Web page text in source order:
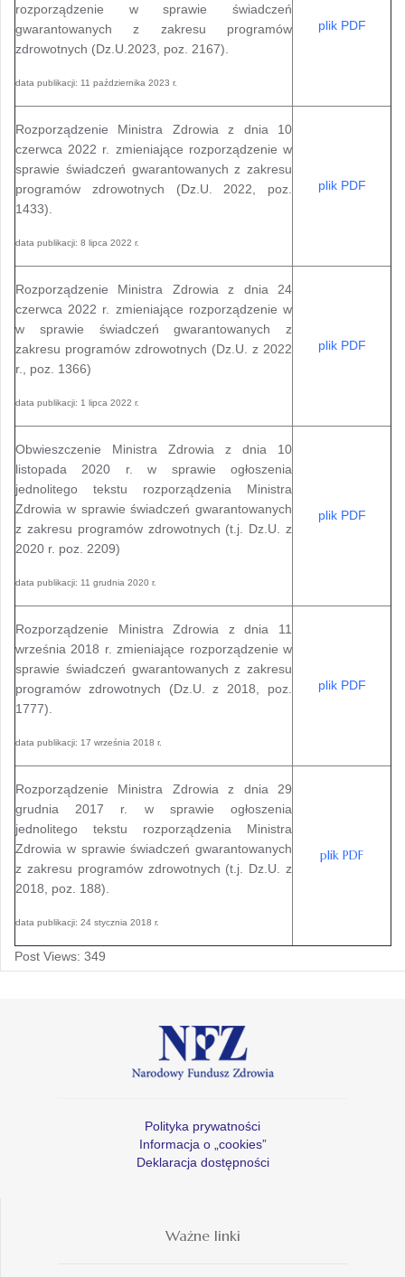
rozporządzenie w sprawie świadczeń
gwarantowanych z zakresu programów
zdrowotnych (Dz.U.2023, poz. 2167).
data publikacji: 11 października 2023 r.
plik PDF
Rozporządzenie Ministra Zdrowia z dnia 10
czerwca 2022 r. zmieniające rozporządzenie w
sprawie świadczeń gwarantowanych z zakresu
programów zdrowotnych (Dz.U. 2022, poz.
1433).
data publikacji: 8 lipca 2022 r.
plik PDF
Rozporządzenie Ministra Zdrowia z dnia 24
czerwca 2022 r. zmieniające rozporządzenie w
w sprawie świadczeń gwarantowanych z
zakresu programów zdrowotnych (Dz.U. z 2022
r., poz. 1366)
data publikacji: 1 lipca 2022 r.
plik PDF
Obwieszczenie Ministra Zdrowia z dnia 10
listopada 2020 r. w sprawie ogłoszenia
jednolitego tekstu rozporządzenia Ministra
Zdrowia w sprawie świadczeń gwarantowanych
z zakresu programów zdrowotnych (t.j. Dz.U. z
2020 r. poz. 2209)
data publikacji: 11 grudnia 2020 r.
plik PDF
Rozporządzenie Ministra Zdrowia z dnia 11
września 2018 r. zmieniające rozporządzenie w
sprawie świadczeń gwarantowanych z zakresu
programów zdrowotnych (Dz.U. z 2018, poz.
1777).
data publikacji: 17 września 2018 r.
plik PDF
Rozporządzenie Ministra Zdrowia z dnia 29
grudnia 2017 r. w sprawie ogłoszenia
jednolitego tekstu rozporządzenia Ministra
Zdrowia w sprawie świadczeń gwarantowanych
z zakresu programów zdrowotnych (t.j. Dz.U. z
2018, poz. 188).
data publikacji: 24 stycznia 2018 r.
plik PDF
Post Views: 349
Polityka prywatności
Informacja o „cookies”
Deklaracja dostępności
Ważne linki